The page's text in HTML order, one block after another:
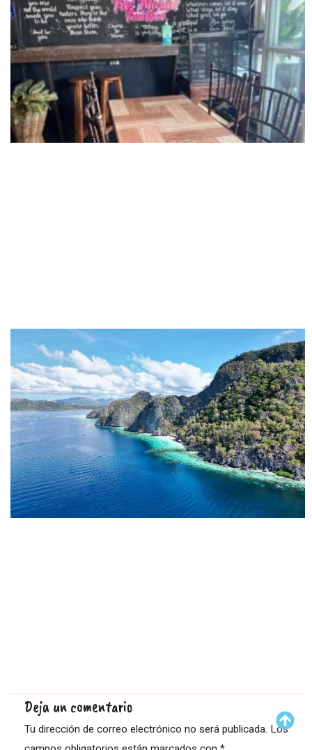
Deja un comentario
Tu dirección de correo electrónico no será publicada. Los